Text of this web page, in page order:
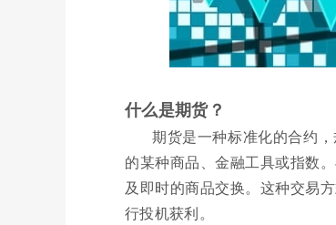
什么是期货？
期货是一种标准化的合约
的某种商品、金融工具或指数
及即时的商品交换。这种交易
行投机获利。